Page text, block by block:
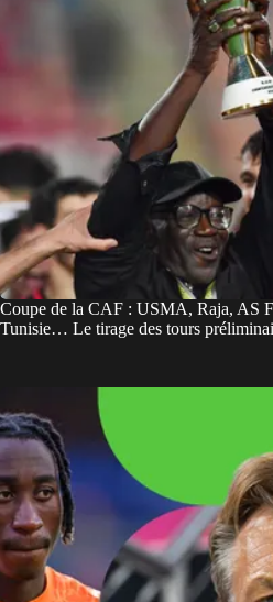
Coupe de la CAF : USMA, Raja, AS
Tunisie… Le tirage des tours